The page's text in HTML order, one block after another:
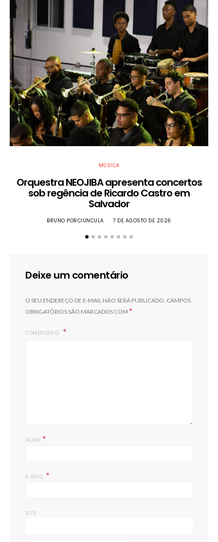
MÚSICA
Orquestra NEOJIBA apresenta concertos
sob regência de Ricardo Castro em
Salvador
BRUNO PORCIUNCULA 7 DE AGOSTO DE 2026
Deixe um comentário
O SEU ENDEREÇO DE E-MAIL NÃO SERÁ PUBLICADO. CAMPOS
OBRIGATÓRIOS SÃO MARCADOS COM *
COMENTÁRIO
NOME *
E-MAIL *
SITE